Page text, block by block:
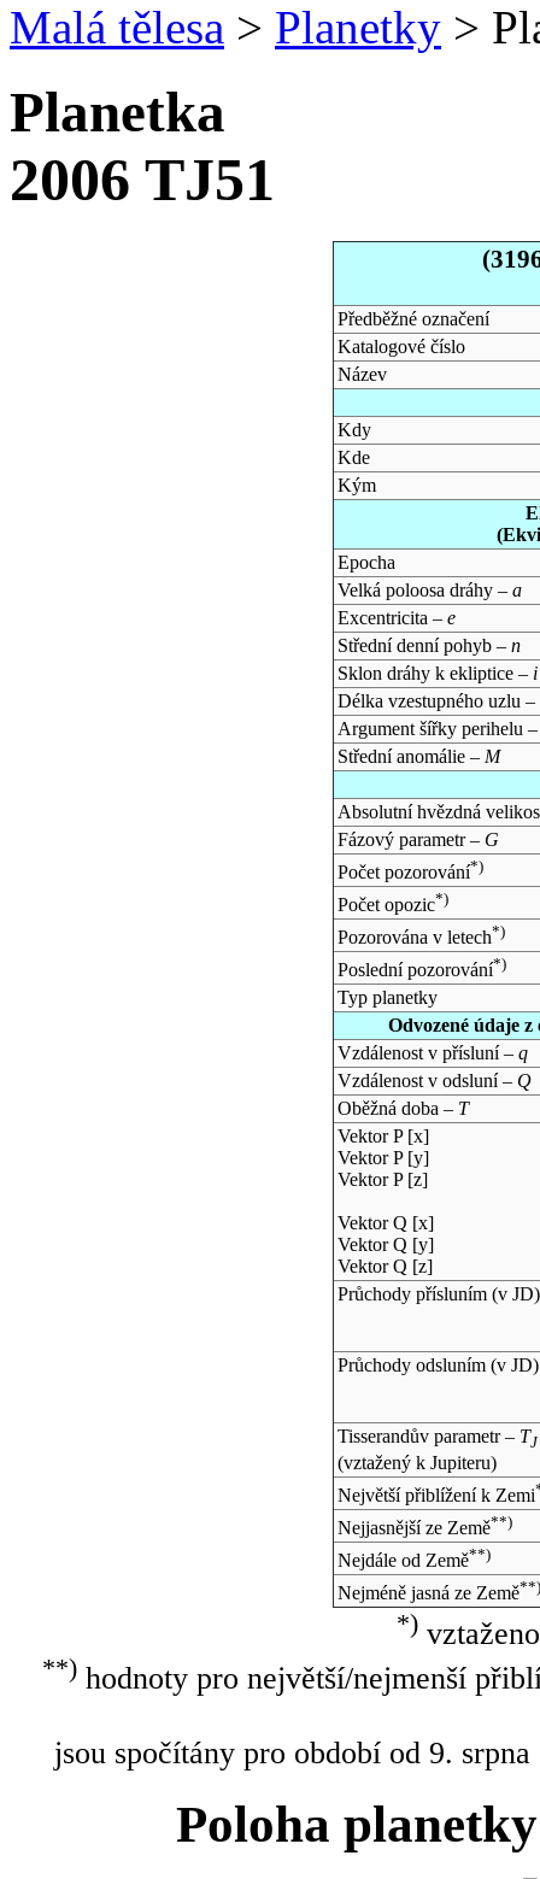
Malá tělesa > Planetky >
Planetka
2006 TJ51
Předběžné označení
Katalogové číslo
Název
Kdy
Kde
Kým
Epocha
Velká poloosa dráhy – a
Excentricita – e
Střední denní pohyb – n
Sklon dráhy k ekliptice – i
Délka vzestupného uzlu –
Argument šířky perihelu
Střední anomálie – M
Absolutní hvězdná
Fázový parametr – G
Počet pozorování*)
Počet opozic*)
Pozorována v letech*)
Poslední pozorování*)
Typ planetky
Odvozené údaje
Vzdálenost v přísluní – q
Vzdálenost v odsluní – Q
Oběžná doba – T
Vektor P [x]
Vektor P [y]
Vektor P [z]
Vektor Q [x]
Vektor Q [y]
Vektor Q [z]
Průchody přísluním (v JD)
Průchody odsluním (v JD)
Tisserandův parametr – TJ
(vztažený k Jupiteru)
Největší přiblížení k Zemi
Nejjasnější ze Země**)
Nejdále od Země**)
Nejméně jasná ze Země**)
*)
**)hodnoty pro největší/nejmenší
jsou spočítány pro období od 9.
Poloha